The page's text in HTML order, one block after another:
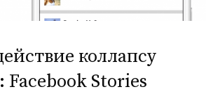
коллапсу
Facebook Stories